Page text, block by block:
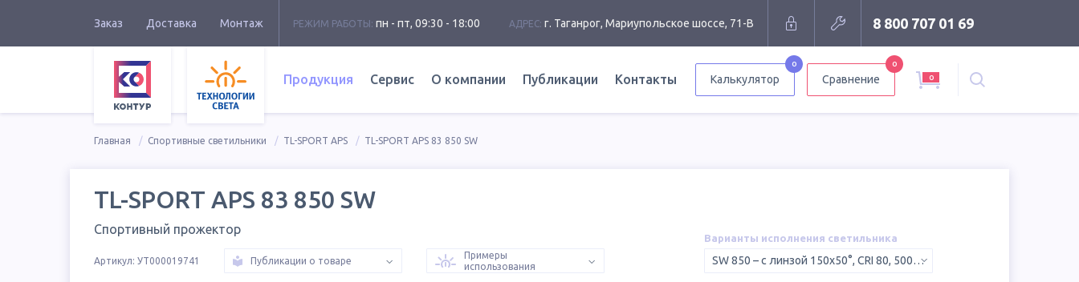
Заказ Доставка Монтаж РЕЖИМ РАБОТЫ: пн - пт, 09:30 - 18:00 АДРЕС: г. Таганрог, Мариупольское шоссе, 71-В 8 800 707 01 69
Продукция Сервис О компании Публикации Контакты Калькулятор
0
Сравнение
0
0
Главная Спортивные светильники TL-SPORT APS TL-SPORT APS 83 850 SW
TL-SPORT APS 83 850 SW
Спортивный прожектор
Артикул: УТ000019741 Публикации о товаре
Примеры
использования
Варианты исполнения светильника
SW 850 – с линзой 150x50°, CRI 80, 5000K